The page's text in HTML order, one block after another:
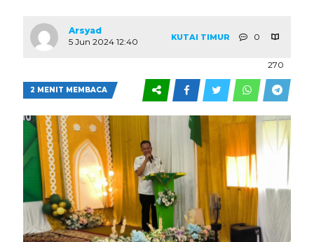
Arsyad
5 Jun 2024 12:40
KUTAI TIMUR 0
270
2 MENIT MEMBACA